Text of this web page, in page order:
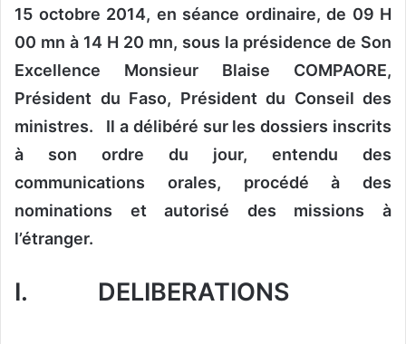
l
15 octobre 2014, en séance ordinaire, de 09 H
00 mn à 14 H 20 mn, sous la présidence de Son
Excellence Monsieur Blaise COMPAORE,
Président du Faso, Président du Conseil des
ministres. Il a délibéré sur les dossiers inscrits
à son ordre du jour, entendu des
communications orales, procédé à des
nominations et autorisé des missions à
l’étranger.
I. DELIBERATIONS